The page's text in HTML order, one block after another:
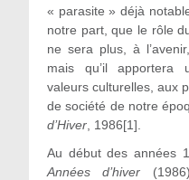
« parasite » déjà
notre part, que le rôle
ne sera plus, à
mais qu’il apportera
valeurs culturelles, aux
de société de notre
d’Hiver, 1986[1].
Au début des années
Années d’hiver